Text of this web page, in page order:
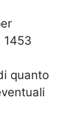
1453
quanto